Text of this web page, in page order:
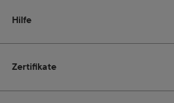
Zertifikate
Hilfe